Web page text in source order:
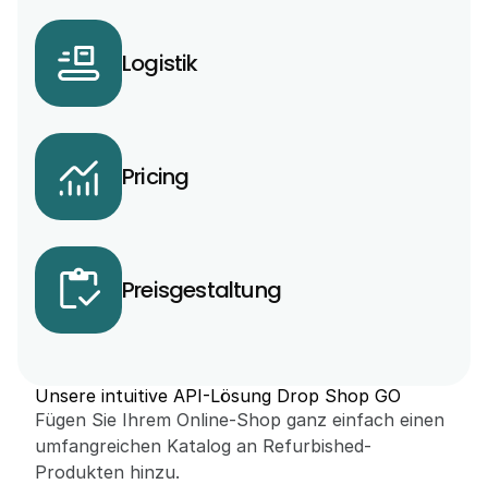
Logistik
Pricing
Preisgestaltung
Unsere intuitive API-Lösung Drop Shop GO
Fügen Sie Ihrem Online-Shop ganz einfach einen
umfangreichen Katalog an Refurbished-
Produkten hinzu.